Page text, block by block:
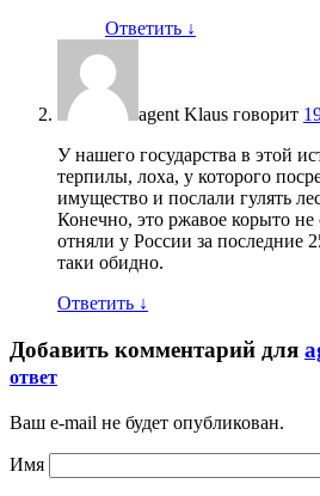
Ответить ↓
agent Klaus говорит
У нашего государства в этой
терпилы, лоха, у которого
имущество и послали гулять
Конечно, это ржавое корыто не
отняли у России за последние
таки обидно.
Ответить ↓
Добавить комментарий для
ответ
Ваш e-mail не будет опубликован.
Имя